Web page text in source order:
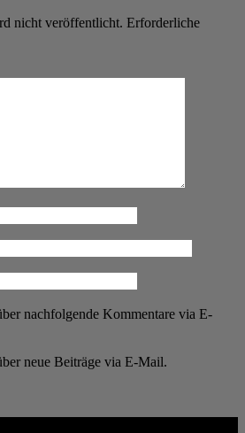
nicht veröffentlicht. Erforderliche
nachfolgende Kommentare via E-
neue Beiträge via E-Mail.